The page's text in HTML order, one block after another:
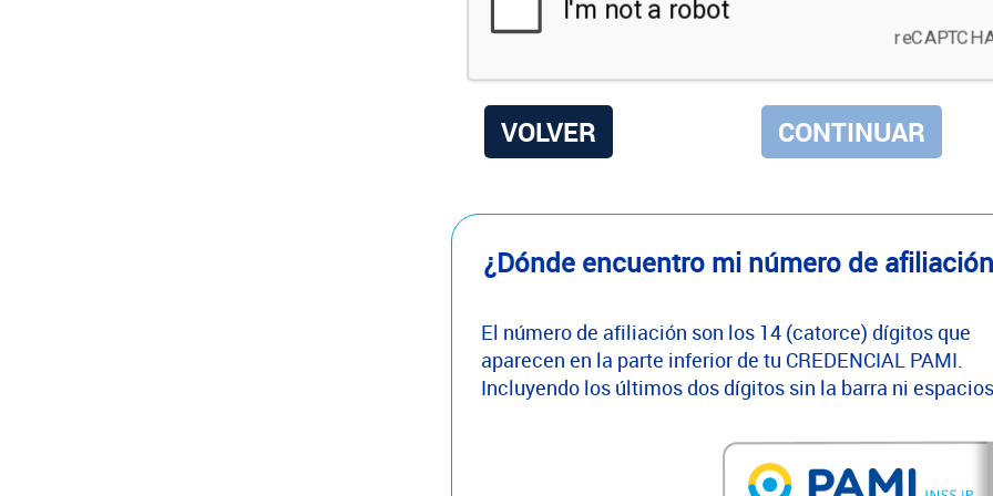
VOLVER
¿Dónde encuentro mi número de
El número de afiliación son los 14 (catorce) dígitos que
aparecen en la parte inferior de tu CREDENCIAL PAMI.
Incluyendo los últimos dos dígitos sin la barra ni